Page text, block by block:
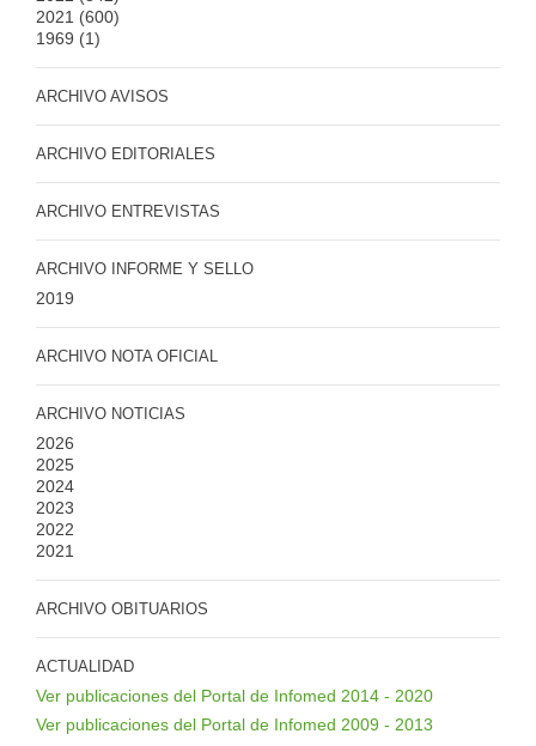
2021 (600)
1969 (1)
ARCHIVO AVISOS
ARCHIVO EDITORIALES
ARCHIVO ENTREVISTAS
ARCHIVO INFORME Y SELLO
2019
ARCHIVO NOTA OFICIAL
ARCHIVO NOTICIAS
2026
2025
2024
2023
2022
2021
ARCHIVO OBITUARIOS
ACTUALIDAD
Ver publicaciones del Portal de Infomed 2014 - 2020
Ver publicaciones del Portal de Infomed 2009 - 2013